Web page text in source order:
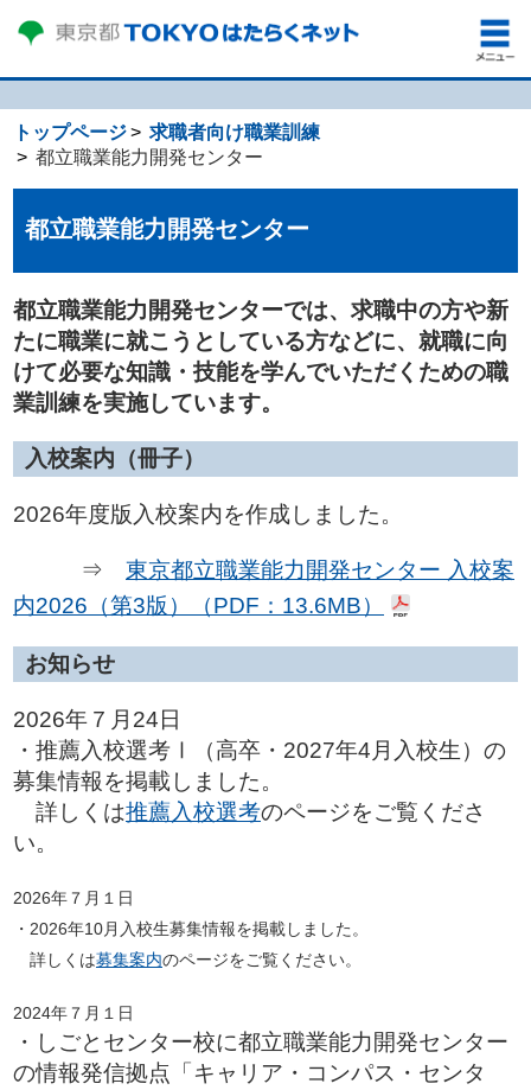
トップページ
求職者向け職業訓練
都立職業能力開発センター
都立職業能力開発センター
都立職業能力開発センターでは、求職中の方や新
たに職業に就こうとしている方などに、就職に向
けて必要な知識・技能を学んでいただく ための職
業訓練を実施しています。
入校案内（冊子）
2026年度版入校案内を作成しました。
⇒ 東京都立職業能力開発センター 入校案
内2026（第3版）（PDF：13.6MB）
お知らせ
2026年７月24日
・推薦入校選考Ⅰ（高卒・2027年4月入校生）の
募集情報を掲載しました。
詳しくは推薦入校選考のページをご覧くださ
い。
2026年７月１日
・2026年10月入校生募集情報を掲載しました。
詳しくは募集案内のページをご覧ください。
2024年７月１日
・しごとセンター校に都立職業能力開発センター
の情報発信拠点「キャリア・コンパス・センタ